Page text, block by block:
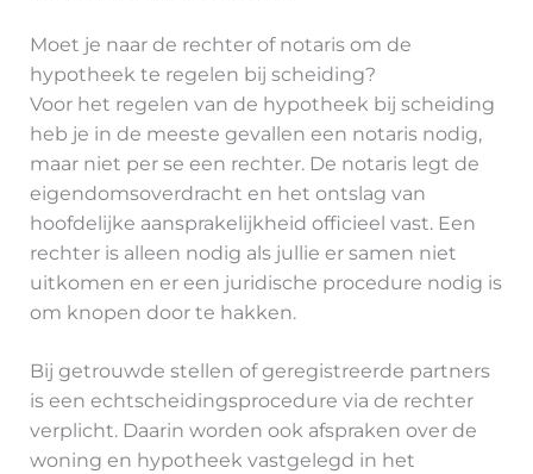
Moet je naar de rechter of notaris om de
hypotheek te regelen bij scheiding?
Voor het regelen van de hypotheek bij scheiding
heb je in de meeste gevallen een notaris nodig,
maar niet per se een rechter. De notaris legt de
eigendomsoverdracht en het ontslag van
hoofdelijke aansprakelijkheid officieel vast. Een
rechter is alleen nodig als jullie er samen niet
uitkomen en er een juridische procedure nodig is
om knopen door te hakken.
Bij getrouwde stellen of geregistreerde partners
is een echtscheidingsprocedure via de rechter
verplicht. Daarin worden ook afspraken over de
woning en hypotheek vastgelegd in het